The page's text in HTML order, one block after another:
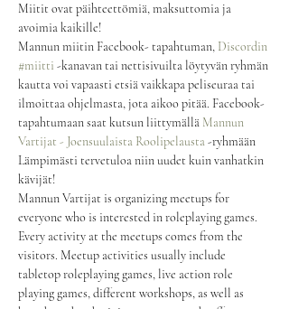
Miitit ovat päihteettömiä, maksuttomia ja
avoimia kaikille!
Mannun miitin Facebook- tapahtuman, Discordin
#miitti -kanavan tai nettisivuilta löytyvän ryhmän
kautta voi vapaasti etsiä vaikkapa peliseuraa tai
ilmoittaa ohjelmasta, jota aikoo pitää. Facebook-
tapahtumaan saat kutsun liittymällä Mannun
Vartijat - Joensuulaista Roolipelausta -ryhmään
Lämpimästi tervetuloa niin uudet kuin vanhatkin
kävijät!
Mannun Vartijat is organizing meetups for
everyone who is interested in roleplaying games.
Every activity at the meetups comes from the
visitors. Meetup activities usually include
tabletop roleplaying games, live action role
playing games, different workshops, as well as